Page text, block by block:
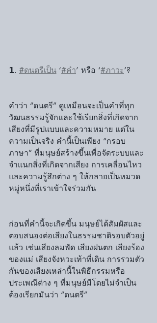
𝟭. #ดนตรีเป็น ‘#คำ’ หรือ ‘#ภาวะ’?
คำว่า “ดนตรี” ดูเหมือนจะเป็นคำที่ทุก
วัฒนธรรมรู้จักและใช้เรียกสิ่งที่เกิดจาก
เสียงที่มีรูปแบบและความหมาย แต่ใน
ความเป็นจริง คำนี้เป็นเพียง “กรอบ
ภาษา” ที่มนุษย์สร้างขึ้นเพื่อจัดระบบและ
จำแนกสิ่งที่เกิดจากเสียง การเคลื่อนไหว
และความรู้สึกต่าง ๆ ให้กลายเป็นหมวด
หมู่หนึ่งที่เราเข้าใจร่วมกัน
ก่อนที่คำนี้จะเกิดขึ้น มนุษย์ได้สัมผัสและ
ตอบสนองต่อเสียงในธรรมชาติรอบตัวอยู่
แล้ว เช่นเสียงลมพัด เสียงฝนตก เสียงร้อง
ของแม่ เสียงจังหวะเท้าที่เดิน การรวมตัว
กันของเสียงเหล่านี้ในพิธีกรรมหรือ
ประเพณีต่าง ๆ ที่มนุษย์มีโดยไม่จำเป็น
ต้องเรียกมันว่า “ดนตรี”